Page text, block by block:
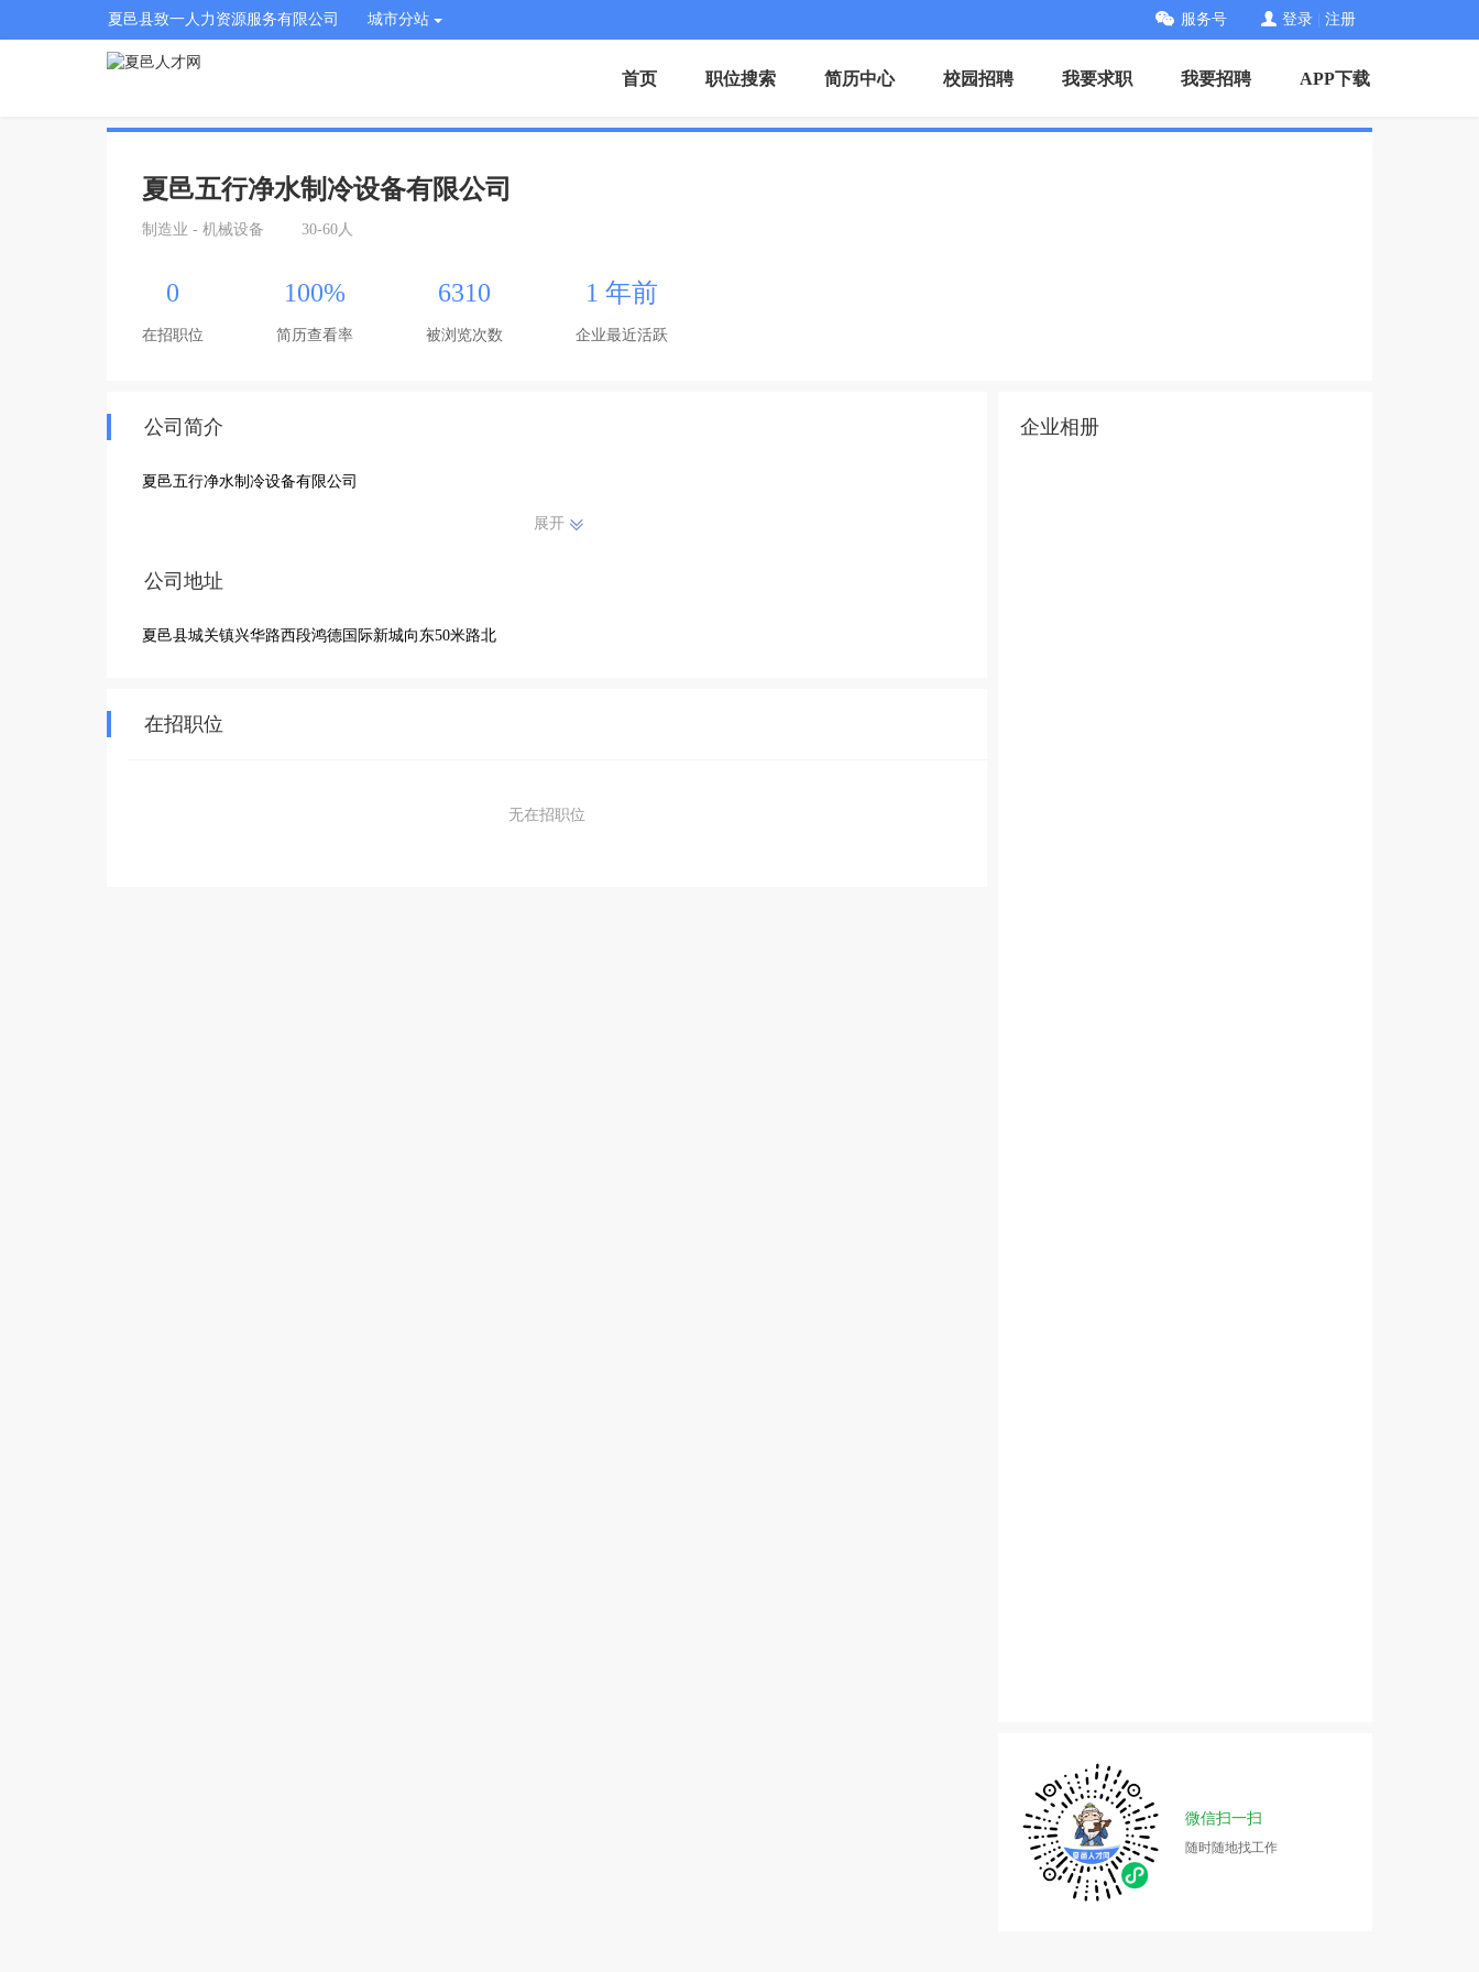
夏邑县致一人力资源服务有限公司 城市分站 服务号 登录 注册
首页 职位搜索 简历中心 校园招聘 我要求职 我要招聘 APP下载
夏邑五行净水制冷设备有限公司
制造业 - 机械设备 30-60人
0
在招职位
100%
简历查看率
6310
被浏览次数
1 年前
企业最近活跃
公司简介
夏邑五行净水制冷设备有限公司
展开
公司地址
夏邑县城关镇兴华路西段鸿德国际新城向东50米路北
在招职位
无在招职位
企业相册
微信扫一扫
随时随地找工作